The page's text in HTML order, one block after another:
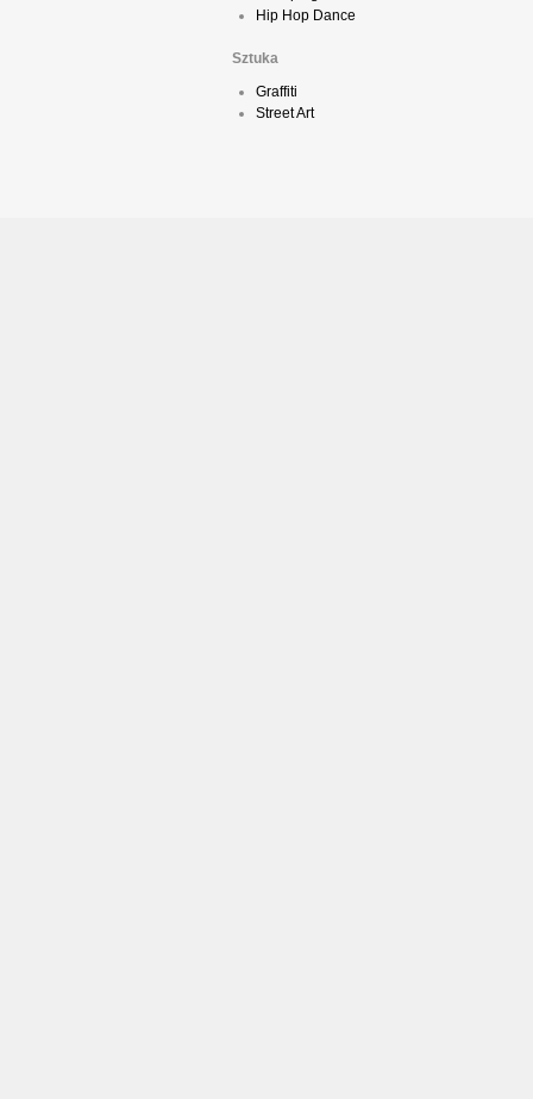
Hip Hop Dance
Sztuka
Graffiti
Street Art